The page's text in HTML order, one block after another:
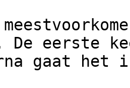
De eerste
gaat het